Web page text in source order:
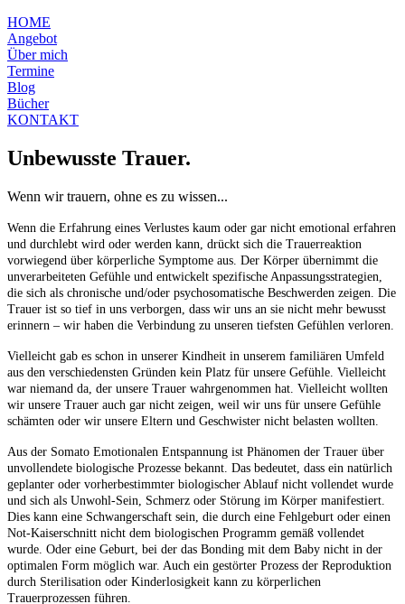
HOME
Angebot
Über mich
Termine
Blog
Bücher
KONTAKT
Unbewusste Trauer.
Wenn wir trauern, ohne es zu wissen...
Wenn die Erfahrung eines Verlustes kaum oder gar nicht emotional erfahren
und durchlebt wird oder werden kann, drückt sich die Trauerreaktion
vorwiegend über körperliche Symptome aus. Der Körper übernimmt die
unverarbeiteten Gefühle und entwickelt spezifische Anpassungsstrategien,
die sich als chronische und/oder psychosomatische Beschwerden zeigen. Die
Trauer ist so tief in uns verborgen, dass wir uns an sie nicht mehr bewusst
erinnern – wir haben die Verbindung zu unseren tiefsten Gefühlen verloren.
Vielleicht gab es schon in unserer Kindheit in unserem familiären Umfeld
aus den verschiedensten Gründen kein Platz für unsere Gefühle. Vielleicht
war niemand da, der unsere Trauer wahrgenommen hat. Vielleicht wollten
wir unsere Trauer auch gar nicht zeigen, weil wir uns für unsere Gefühle
schämten oder wir unsere Eltern und Geschwister nicht belasten wollten.
Aus der Somato Emotionalen Entspannung ist Phänomen der Trauer über
unvollendete biologische Prozesse bekannt. Das bedeutet, dass ein natürlich
geplanter oder vorherbestimmter biologischer Ablauf nicht vollendet wurde
und sich als Unwohl-Sein, Schmerz oder Störung im Körper manifestiert.
Dies kann eine Schwangerschaft sein, die durch eine Fehlgeburt oder einen
Not-Kaiserschnitt nicht dem biologischen Programm gemäß vollendet
wurde. Oder eine Geburt, bei der das Bonding mit dem Baby nicht in der
optimalen Form möglich war. Auch ein gestörter Prozess der Reproduktion
durch Sterilisation oder Kinderlosigkeit kann zu körperlichen
Trauerprozessen führen.